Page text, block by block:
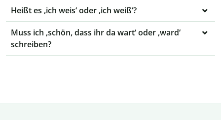
Heißt es ‚ich weis‘ oder ‚ich weiß‘?
Muss ich ‚schön, dass ihr da wart‘ oder ‚ward‘
schreiben?